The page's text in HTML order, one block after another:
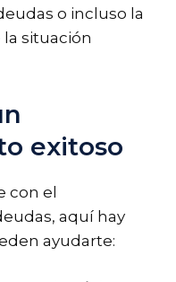
o incluso la
situación
exitoso
con el
aquí hay
ayudarte: